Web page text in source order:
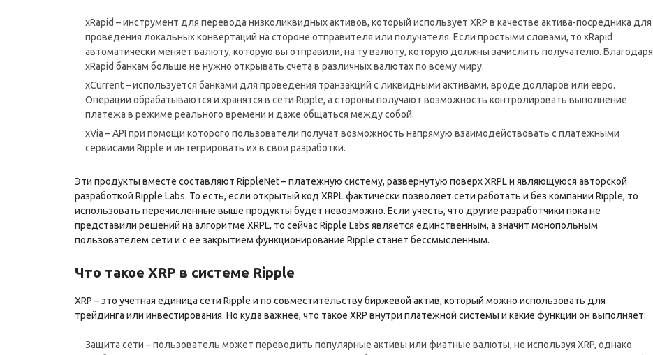
xRapid – инструмент для перевода низколиквидных активов, который использует XRP в качестве актива-посредника для
проведения локальных конвертаций на стороне отправителя или получателя. Если простыми словами, то xRapid
автоматически меняет валюту, которую вы отправили, на ту валюту, которую должны зачислить получателю. Благодаря
xRapid банкам больше не нужно открывать счета в различных валютах по всему миру.
xCurrent – используется банками для проведения транзакций с ликвидными активами, вроде долларов или евро.
Операции обрабатываются и хранятся в сети Ripple, а стороны получают возможность контролировать выполнение
платежа в режиме реального времени и даже общаться между собой.
xVia – API при помощи которого пользователи получат возможность напрямую взаимодействовать с платежными
сервисами Ripple и интегрировать их в свои разработки.
Эти продукты вместе составляют RippleNet – платежную систему, развернутую поверх XRPL и являющуюся авторской
разработкой Ripple Labs. То есть, если открытый код XRPL фактически позволяет сети работать и без компании Ripple, то
использовать перечисленные выше продукты будет невозможно. Если учесть, что другие разработчики пока не
представили решений на алгоритме XRPL, то сейчас Ripple Labs является единственным, а значит монопольным
пользователем сети и с ее закрытием функционирование Ripple станет бессмысленным.
Что такое XRP в системе Ripple
XRP – это учетная единица сети Ripple и по совместительству биржевой актив, который можно использовать для
трейдинга или инвестирования. Но куда важнее, что такое XRP внутри платежной системы и какие функции он выполняет:
Защита сети – пользователь может переводить популярные активы или фиатные валюты, не используя XRP, однако